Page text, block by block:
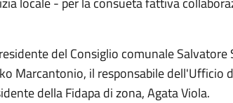
del Consiglio comunale Salvatore
Marcantonio, il responsabile dell'Ufficio
della Fidapa di zona, Agata Viola.